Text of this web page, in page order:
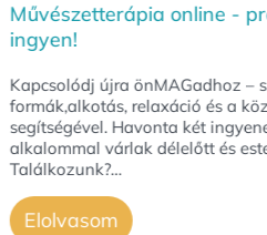
Május: a szenvedélyek,
megélése -
Milyen kapcsolatban vagy az
testiséggel, szenvedéllyel? Most,
természet tálcán kínálja
a legjobb alkalom a
Elolvasom